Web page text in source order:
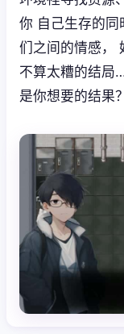
你 自己生存的同
们之间的情感，
不算太糟的结局
是你想要的结果